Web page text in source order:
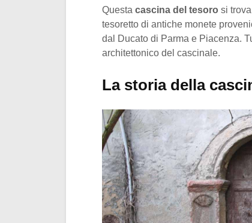
Questa cascina del tesoro si
tesoretto di antiche monete
dal Ducato di Parma e Piacenza.
architettonico del cascinale.
La storia della